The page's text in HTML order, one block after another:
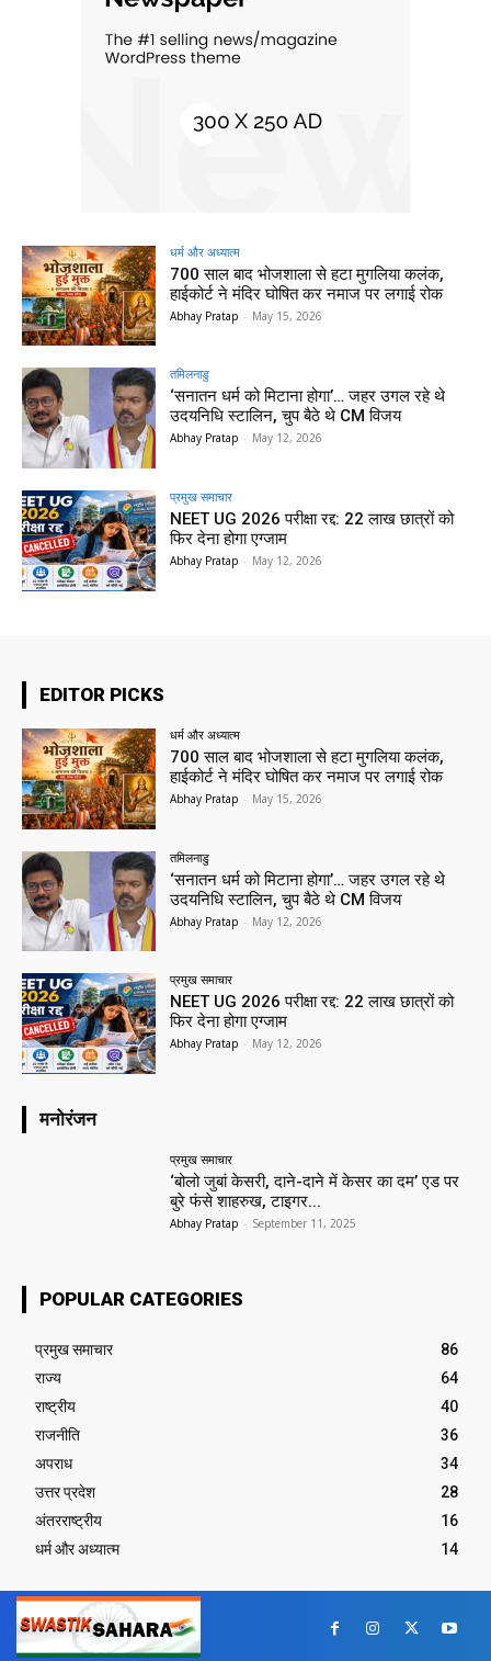
धर्म और अध्यात्म
700 साल बाद भोजशाला से हटा मुगलिया कलंक,
हाईकोर्ट ने मंदिर घोषित कर नमाज पर लगाई रोक
Abhay Pratap - May 15, 2026
तमिलनाडु
‘सनातन धर्म को मिटाना होगा’… जहर उगल रहे थे
उदयनिधि स्टालिन, चुप बैठे थे CM विजय
Abhay Pratap - May 12, 2026
प्रमुख समाचार‎
NEET UG 2026 परीक्षा रद्द: 22 लाख छात्रों को
फिर देना होगा एग्जाम
Abhay Pratap - May 12, 2026
EDITOR PICKS
धर्म और अध्यात्म
700 साल बाद भोजशाला से हटा मुगलिया कलंक,
हाईकोर्ट ने मंदिर घोषित कर नमाज पर लगाई रोक
Abhay Pratap - May 15, 2026
तमिलनाडु
‘सनातन धर्म को मिटाना होगा’… जहर उगल रहे थे
उदयनिधि स्टालिन, चुप बैठे थे CM विजय
Abhay Pratap - May 12, 2026
प्रमुख समाचार‎
NEET UG 2026 परीक्षा रद्द: 22 लाख छात्रों को
फिर देना होगा एग्जाम
Abhay Pratap - May 12, 2026
मनोरंजन
प्रमुख समाचार‎
‘बोलो जुबां केसरी, दाने-दाने में केसर का दम’ एड पर
बुरे फंसे शाहरुख, टाइगर...
Abhay Pratap - September 11, 2025
POPULAR CATEGORIES
प्रमुख समाचार‎
86
राज्य
64
राष्ट्रीय
40
राजनीति
36
अपराध
34
उत्तर प्रदेश
28
अंतरराष्ट्रीय
16
धर्म और अध्यात्म
14